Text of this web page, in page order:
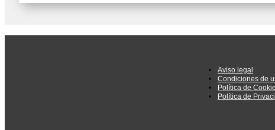
Aviso legal
Condiciones de
Política de
Política de